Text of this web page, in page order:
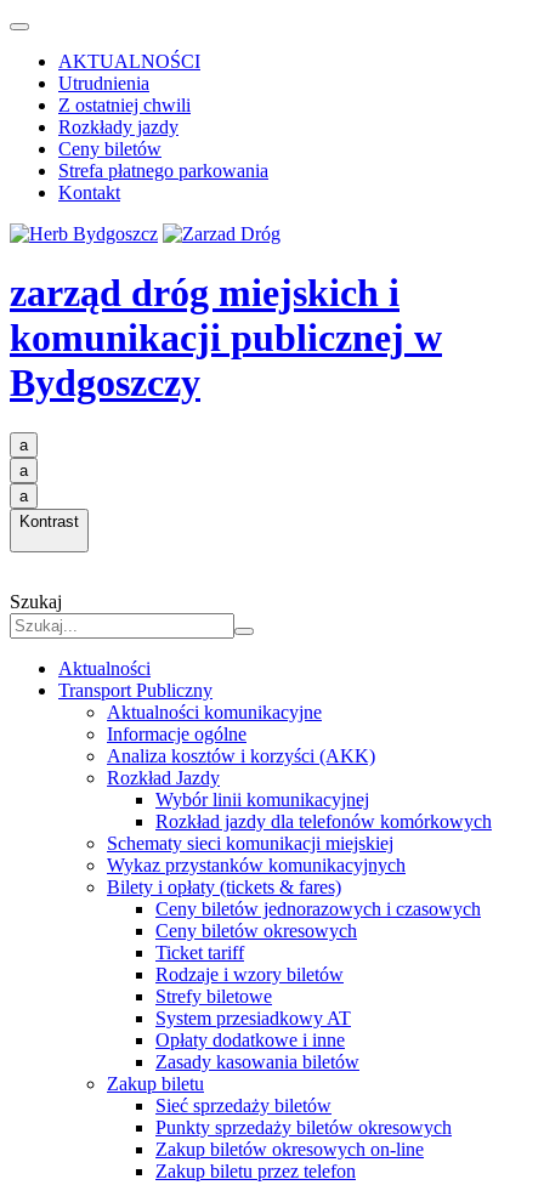
AKTUALNOŚCI
Utrudnienia
Z ostatniej chwili
Rozkłady jazdy
Ceny biletów
Strefa płatnego parkowania
Kontakt
zarząd dróg miejskich i
komunikacji publicznej w
Bydgoszczy
a
a
a
Kontrast
Szukaj
Aktualności
Transport Publiczny
Aktualności komunikacyjne
Informacje ogólne
Analiza kosztów i korzyści (AKK)
Rozkład Jazdy
Wybór linii komunikacyjnej
Rozkład jazdy dla telefonów komórkowych
Schematy sieci komunikacji miejskiej
Wykaz przystanków komunikacyjnych
Bilety i opłaty (tickets & fares)
Ceny biletów jednorazowych i czasowych
Ceny biletów okresowych
Ticket tariff
Rodzaje i wzory biletów
Strefy biletowe
System przesiadkowy AT
Opłaty dodatkowe i inne
Zasady kasowania biletów
Zakup biletu
Sieć sprzedaży biletów
Punkty sprzedaży biletów okresowych
Zakup biletów okresowych on-line
Zakup biletu przez telefon